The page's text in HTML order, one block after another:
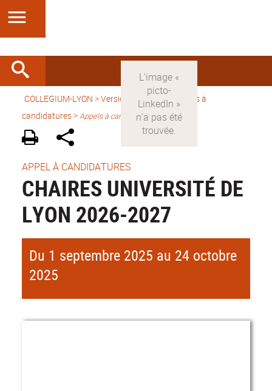
COLLEGIUM-LYON >Version française> Appels à
candidatures >Appels à candidature
APPEL À CANDIDATURES
CHAIRES UNIVERSITÉ DE
LYON 2026-2027
Du 1 septembre 2025 au 24 octobre
2025